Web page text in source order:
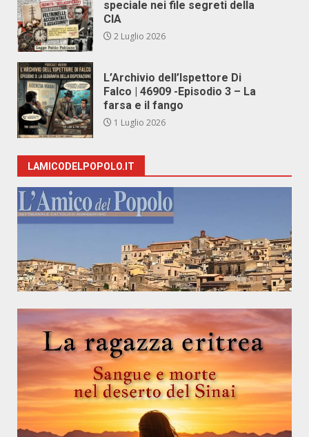
speciale nei file segreti della
CIA
2 Luglio 2026
L’Archivio dell’Ispettore Di
Falco | 46909 -Episodio 3 – La
farsa e il fango
1 Luglio 2026
LAMICODELPOPOLO.IT